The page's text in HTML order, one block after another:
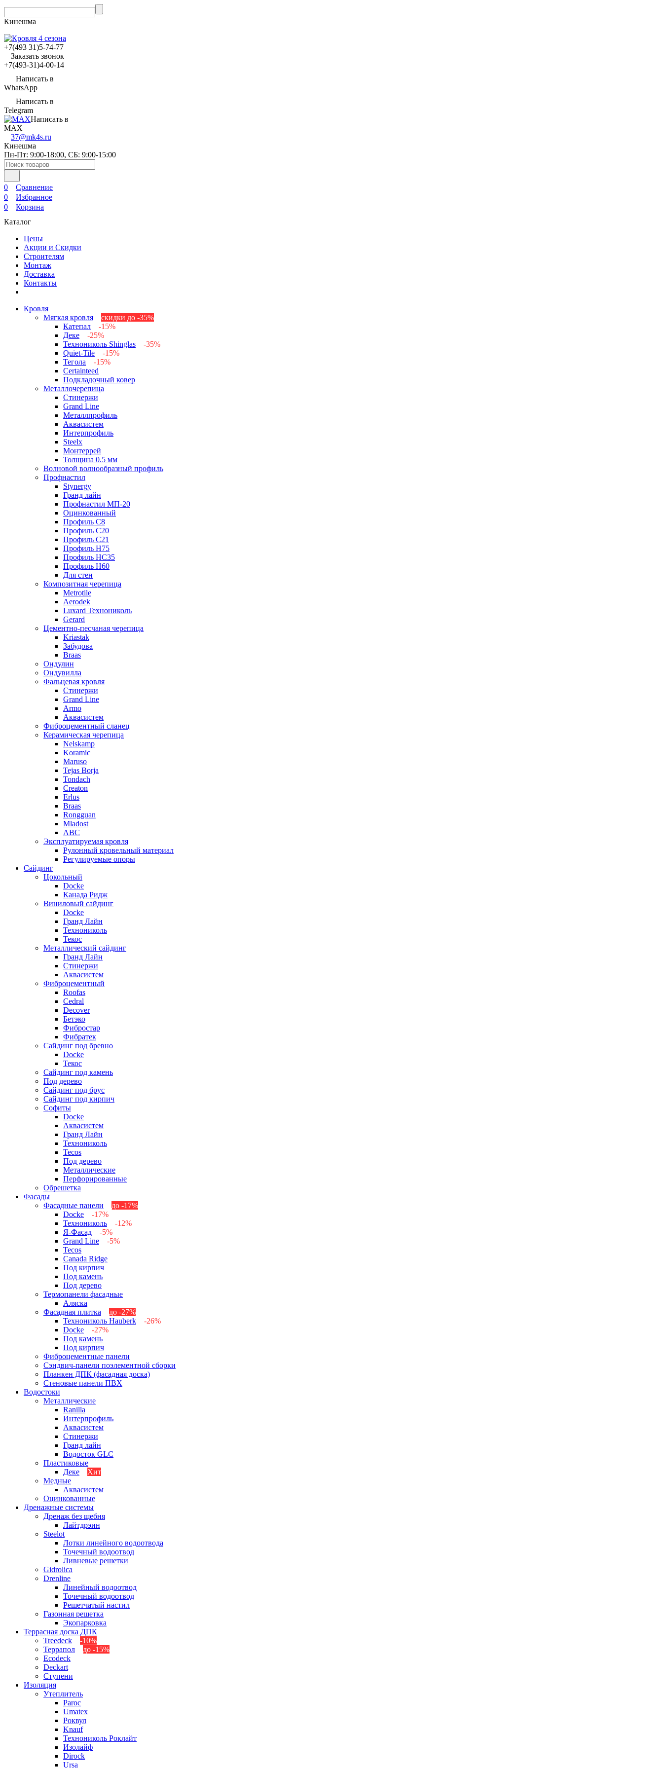
Кинешма
‎‎+7(493 31)5-74-77
Заказать звонок
‎‎+7(493-31)4-00-14
Написать в
WhatsApp
Написать в
Telegram
Написать в
MAX
37@mk4s.ru
Кинешма
Пн-Пт: 9:00-18:00, СБ: 9:00-15:00
0
Сравнение
0
Избранное
0
Корзина
Каталог
Цены
Акции и Скидки
Строителям
Монтаж
Доставка
Контакты
Кровля
Мягкая кровля
скидки до -35%
Катепал
-15%
Деке
-25%
Технониколь Shinglas
-35%
Quiet-Tile
-15%
Тегола
-15%
Certainteed
Подкладочный ковер
Металлочерепица
Стинержи
Grand Line
Металлпрофиль
Аквасистем
Интерпрофиль
Steelx
Монтеррей
Толщина 0.5 мм
Волновой волнообразный профиль
Профнастил
Stynergy
Гранд лайн
Профнастил МП-20
Оцинкованный
Профиль С8
Профиль С20
Профиль С21
Профиль Н75
Профиль НС35
Профиль Н60
Для стен
Композитная черепица
Metrotile
Aerodek
Luxard Технониколь
Gerard
Цементно-песчаная черепица
Kriastak
Забудова
Braas
Ондулин
Ондувилла
Фальцевая кровля
Стинержи
Grand Line
Armo
Аквасистем
Фиброцементный сланец
Керамическая черепица
Nelskamp
Koramic
Maruso
Tejas Borja
Tondach
Creaton
Erlus
Braas
Rongguan
Mladost
ABC
Эксплуатируемая кровля
Рулонный кровельный материал
Регулируемые опоры
Сайдинг
Цокольный
Docke
Канада Ридж
Виниловый сайдинг
Docke
Гранд Лайн
Технониколь
Текос
Металлический сайдинг
Гранд Лайн
Стинержи
Аквасистем
Фиброцементный
Roofas
Cedral
Decover
Бетэко
Фибростар
Фибратек
Сайдинг под бревно
Docke
Текос
Сайдинг под камень
Под дерево
Сайдинг под брус
Сайдинг под кирпич
Софиты
Docke
Аквасистем
Гранд Лайн
Технониколь
Tecos
Под дерево
Металлические
Перфорированные
Обрешетка
Фасады
Фасадные панели
до -17%
Docke
-17%
Технониколь
-12%
Я-Фасад
-5%
Grand Line
-5%
Tecos
Canada Ridge
Под кирпич
Под камень
Под дерево
Термопанели фасадные
Аляска
Фасадная плитка
до -27%
Технониколь Hauberk
-26%
Docke
-27%
Под камень
Под кирпич
Фиброцементные панели
Сэндвич-панели поэлементной сборки
Планкен ДПК (фасадная доска)
Стеновые панели ПВХ
Водостоки
Металлические
Ranilla
Интерпрофиль
Аквасистем
Стинержи
Гранд лайн
Водосток GLC
Пластиковые
Деке
Хит
Медные
Аквасистем
Оцинкованные
Дренажные системы
Дренаж без щебня
Лайтдрэин
Steelot
Лотки линейного водоотвода
Точечный водоотвод
Ливневые решетки
Gidrolica
Drenline
Линейный водоотвод
Точечный водоотвод
Решетчатый настил
Газонная решетка
Экопарковка
Террасная доска ДПК
Treedeck
-10%
Террапол
до -15%
Ecodeck
Deckart
Ступени
Изоляция
Утеплитель
Paroc
Umatex
Роквул
Knauf
Технониколь Роклайт
Изолайф
Dirock
Ursa